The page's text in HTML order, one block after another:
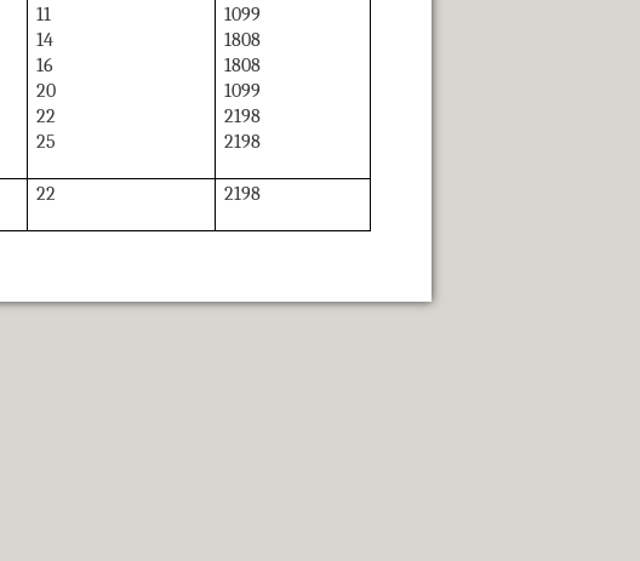
11
14
16
20
22
25
1099
1808
1808
1099
2198
2198
22 2198